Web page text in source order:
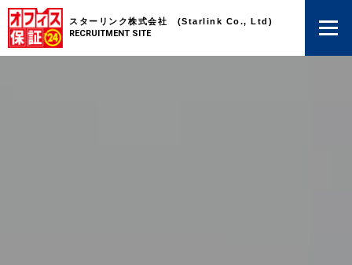
スターリンク株式会社 (Starlink Co., Ltd)
RECRUITMENT SITE